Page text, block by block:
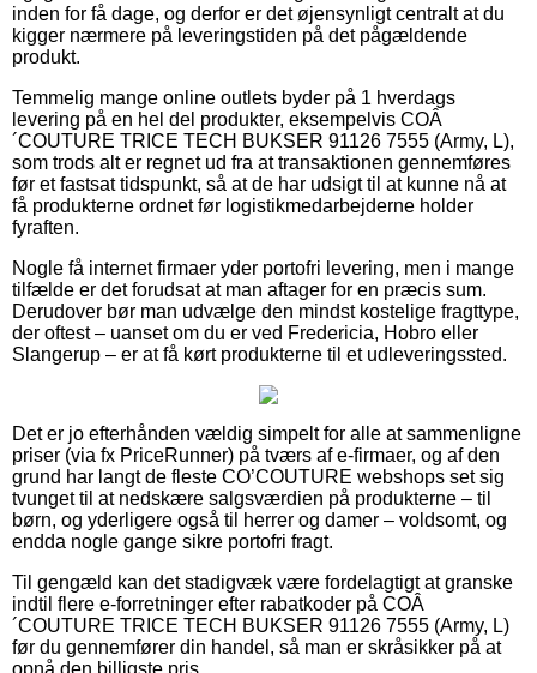
inden for få dage, og derfor er det øjensynligt centralt at du
kigger nærmere på leveringstiden på det pågældende
produkt.
Temmelig mange online outlets byder på 1 hverdags
levering på en hel del produkter, eksempelvis COÂ
´COUTURE TRICE TECH BUKSER 91126 7555 (Army, L),
som trods alt er regnet ud fra at transaktionen gennemføres
før et fastsat tidspunkt, så at de har udsigt til at kunne nå at
få produkterne ordnet før logistikmedarbejderne holder
fyraften.
Nogle få internet firmaer yder portofri levering, men i mange
tilfælde er det forudsat at man aftager for en præcis sum.
Derudover bør man udvælge den mindst kostelige fragttype,
der oftest – uanset om du er ved Fredericia, Hobro eller
Slangerup – er at få kørt produkterne til et udleveringssted.
Det er jo efterhånden vældig simpelt for alle at sammenligne
priser (via fx PriceRunner) på tværs af e-firmaer, og af den
grund har langt de fleste CO’COUTURE webshops set sig
tvunget til at nedskære salgsværdien på produkterne – til
børn, og yderligere også til herrer og damer – voldsomt, og
endda nogle gange sikre portofri fragt.
Til gengæld kan det stadigvæk være fordelagtigt at granske
indtil flere e-forretninger efter rabatkoder på COÂ
´COUTURE TRICE TECH BUKSER 91126 7555 (Army, L)
før du gennemfører din handel, så man er skråsikker på at
opnå den billigste pris.